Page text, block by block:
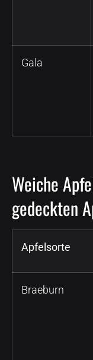
Gala
Weiche
gedeckten
Apfelsorte
Braeburn